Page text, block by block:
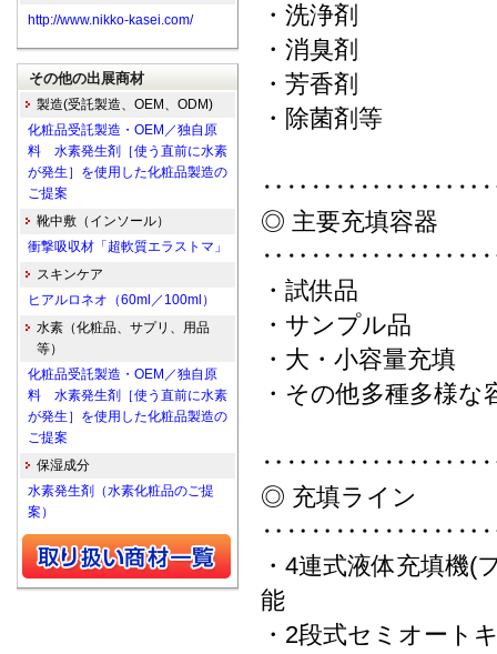
・洗浄剤
・消臭剤
・芳香剤
・除菌剤等
◎ 主要充填容器
・試供品
・サンプル品
・大・小容量充填
・その他多種多様な
◎ 充填ライン
・4連式液体充填機
能
・2段式セミオート
http://www.nikko-kasei.com/
その他の出展商材
製造(受託製造、OEM、ODM)
化粧品受託製造・OEM／独自原
料 水素発生剤［使う直前に水素
が発生］を使用した化粧品製造の
ご提案
靴中敷（インソール）
衝撃吸収材「超軟質エラストマ」
スキンケア
ヒアルロネオ（60ml／100ml）
水素（化粧品、サプリ、用品
等）
化粧品受託製造・OEM／独自原
料 水素発生剤［使う直前に水素
が発生］を使用した化粧品製造の
ご提案
保湿成分
水素発生剤（水素化粧品のご提
案）